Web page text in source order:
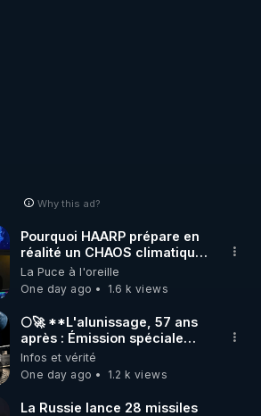
Why this ad?
Pourquoi HAARP prépare en
réalité un CHAOS climatique,
on répond
La Puce à l'oreille
One day ago
1.6 k views
🌕🚀 **L'alunissage, 57 ans
après : Émission spéciale
avec John Doe !** 👨 🚀✨
Infos et vérité
One day ago
1.2 k views
La Russie lance 28 missiles